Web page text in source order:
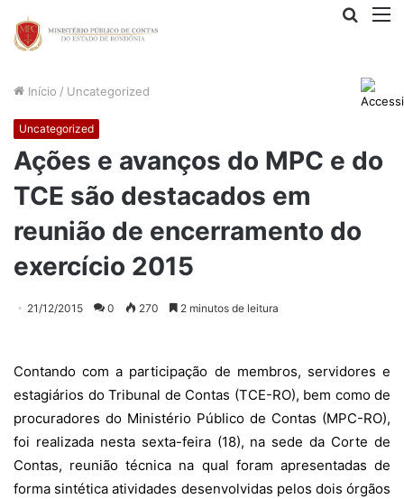
Início / Uncategorized
Uncategorized
Ações e avanços do MPC e do
TCE são destacados em
reunião de encerramento do
exercício 2015
21/12/2015 0 270 2 minutos de leitura
Contando com a participação de membros, servidores e
estagiários do Tribunal de Contas (TCE-RO), bem como de
procuradores do Ministério Público de Contas (MPC-RO),
foi realizada nesta sexta-feira (18), na sede da Corte de
Contas, reunião técnica na qual foram apresentadas de
forma sintética atividades desenvolvidas pelos dois órgãos